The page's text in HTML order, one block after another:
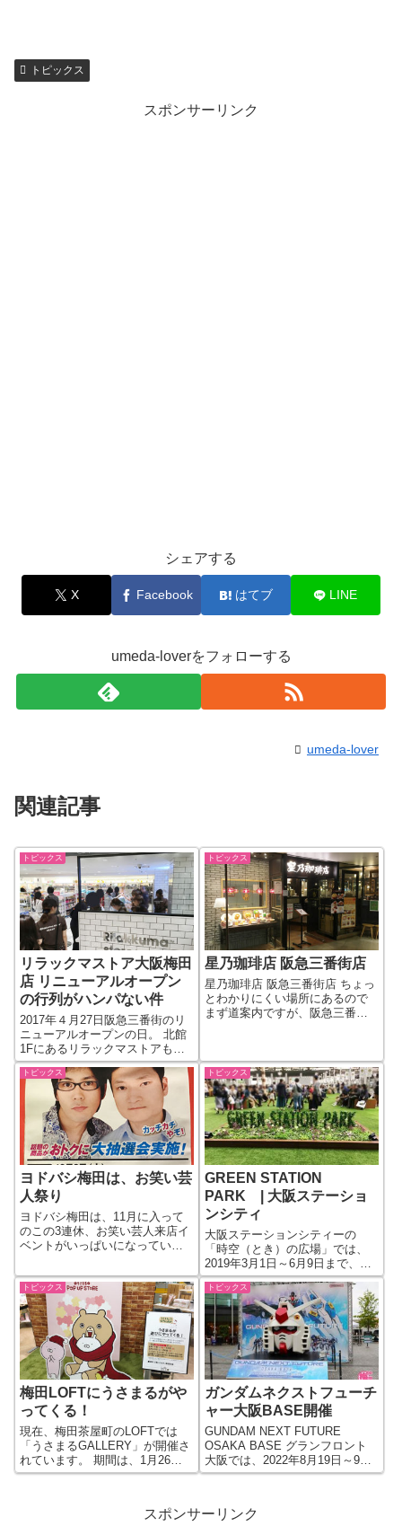
トピックス
スポンサーリンク
シェアする
X Facebook はてブ LINE
umeda-loverをフォローする
umeda-lover
関連記事
トピックス
リラックマストア大阪梅田
店 リニューアルオープン
の行列がハンパない件
2017年４月27日阪急三番街のリ
ニューアルオープンの日。 北館
1Fにあるリラックマストアもこ
の日がリニューアルオープン日
となりました。 で、行ってみる
と・・・・。 リラックマストの
周りにめっちゃお客さんが並ん
でいます。 手にはみなさんリ
トピックス
星乃珈琲店 阪急三番街店
星乃珈琲店 阪急三番街店 ちょっ
とわかりにくい場所にあるので
まず道案内ですが、阪急三番街1
珈琲店 阪急三番街店さんが。普
通に気づく場所ではないですね
(^^...
トピックス
ヨドバシ梅田は、お笑い芸
人祭り
ヨドバシ梅田は、11月に入って
のこの3連休、お笑い芸人来店イ
ベントがいっぱいになっていま
きます。 11月4日（土）とにか
く明るい安村がヨドバシ梅田に
来店！ 11月4日（土）は、ワイ
モバイルの販促イベントで「と
にか...
トピックス
GREEN STATION
PARK | 大阪ステーショ
ンシティ
大阪ステーションシティーの
「時空（とき）の広場」では、
2019年3月1日～6月9日まで、
「GREEN STATION PARK」が
開催されています。 毎年恒例の
イベントですね。時空の広場が
人工芝生などで緑あふれる空間
に。休憩や家族で団欒をと...
トピックス
梅田LOFTにうさまるがや
ってくる！
現在、梅田茶屋町のLOFTでは
「うさまるGALLERY」が開催さ
れています。 期間は、1月26日
～2月28日 場所は、梅田LOFTの
さまる」とは、イラストレータ
トピックス
ガンダムネクストフューチ
ャー大阪BASE開催
GUNDAM NEXT FUTURE
OSAKA BASE グランフロント
大阪では、2022年8月19日～9月4
日まで、機動戦士ガンダムのイ
催しています。2022年10...
スポンサーリンク